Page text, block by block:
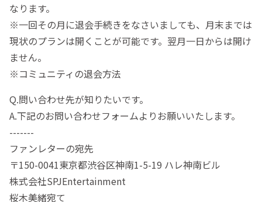
なります。
※一回その月に退会手続きをなさいましても、月末までは
現状のプランは開くことが可能です。翌月一日からは開け
ません。
※コミュニティの退会方法
Q.問い合わせ先が知りたいです。
A.下記のお問い合わせフォームよりお願いいたします。
-------
ファンレターの宛先
〒150-0041東京都渋谷区神南1-5-19 ハレ神南ビル
株式会社SPJEntertainment
桜木美緒宛て